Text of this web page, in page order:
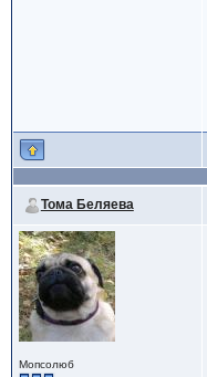
Тома Беляева
Мопсолюб